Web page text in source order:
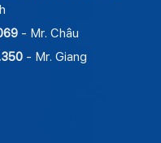
- Mr. Châu
- Mr. Giang